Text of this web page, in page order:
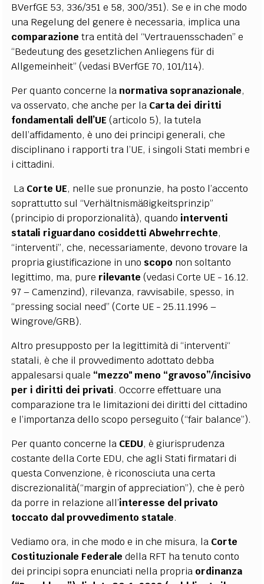
BVerfGE 53, 336/351 e 58, 300/351). Se e in che modo
una Regelung del genere è necessaria, implica una
comparazione tra entità del “Vertrauensschaden” e
“Bedeutung des gesetzlichen Anliegens für di
Allgemeinheit” (vedasi BVerfGE 70, 101/114).
Per quanto concerne la normativa sopranazionale,
va osservato, che anche per la Carta dei diritti
fondamentali dell’UE (articolo 5), la tutela
dell’affidamento, è uno dei principi generali, che
disciplinano i rapporti tra l’UE, i singoli Stati membri e
i cittadini.
La Corte UE, nelle sue pronunzie, ha posto l’accento
soprattutto sul “Verhältnismäßigkeitsprinzip”
(principio di proporzionalità), quando interventi
statali riguardano cosiddetti Abwehrrechte,
“interventi”, che, necessariamente, devono trovare la
propria giustificazione in uno scopo non soltanto
legittimo, ma, pure rilevante (vedasi Corte UE - 16.12.
97 – Camenzind), rilevanza, ravvisabile, spesso, in
“pressing social need” (Corte UE - 25.11.1996 –
Wingrove/GRB).
Altro presupposto per la legittimità di “interventi“
statali, è che il provvedimento adottato debba
appalesarsi quale “mezzo" meno “gravoso”/incisivo
per i diritti dei privati. Occorre effettuare una
comparazione tra le limitazioni dei diritti del cittadino
e l’importanza dello scopo perseguito (“fair balance”).
Per quanto concerne la CEDU, è giurisprudenza
costante della Corte EDU, che agli Stati firmatari di
questa Convenzione, è riconosciuta una certa
discrezionalità(“margin of appreciation”), che è però
da porre in relazione all’interesse del privato
toccato dal provvedimento statale.
Vediamo ora, in che modo e in che misura, la Corte
Costituzionale Federale della RFT ha tenuto conto
dei principi sopra enunciati nella propria ordinanza